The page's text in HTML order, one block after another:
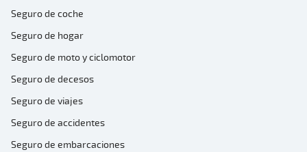
Seguro de coche
Seguro de hogar
Seguro de moto y ciclomotor
Seguro de decesos
Seguro de viajes
Seguro de accidentes
Seguro de embarcaciones